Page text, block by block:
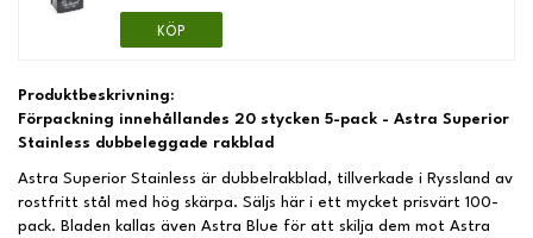
KÖP
Produktbeskrivning:
Förpackning innehållandes 20 stycken 5-pack - Astra Superior
Stainless dubbeleggade rakblad
Astra Superior Stainless är dubbelrakblad, tillverkade i Ryssland av
rostfritt stål med hög skärpa. Säljs här i ett mycket prisvärt 100-
pack. Bladen kallas även Astra Blue för att skilja dem mot Astra